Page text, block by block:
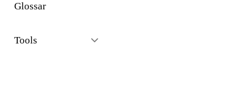
Glossar
Tools